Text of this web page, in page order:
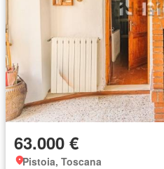
63.000 €
Pistoia, Toscana